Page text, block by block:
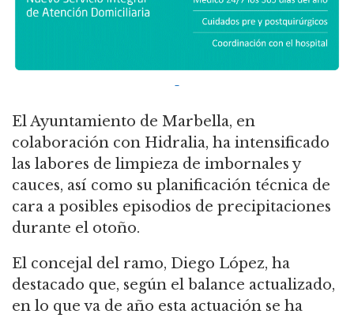
El Ayuntamiento de Marbella, en
colaboración con Hidralia, ha intensificado
las labores de limpieza de imbornales y
cauces, así como su planificación técnica de
cara a posibles episodios de precipitaciones
durante el otoño.
El concejal del ramo, Diego López, ha
destacado que, según el balance actualizado,
en lo que va de año esta actuación se ha